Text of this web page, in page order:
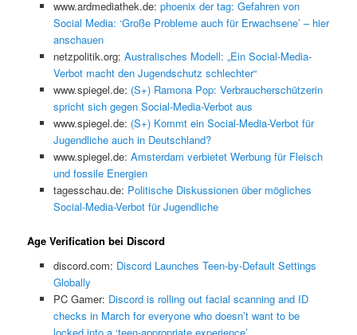
www.ardmediathek.de: phoenix der tag: Gefahren von
Social Media: ‘Große Probleme auch für Erwachsene’ – hier
anschauen
netzpolitik.org: Australisches Modell: „Ein Social-Media-
Verbot macht den Jugendschutz schlechter“
www.spiegel.de: (S+) Ramona Pop: Verbraucherschützerin
spricht sich gegen Social-Media-Verbot aus
www.spiegel.de: (S+) Kommt ein Social-Media-Verbot für
Jugendliche auch in Deutschland?
www.spiegel.de: Amsterdam verbietet Werbung für Fleisch
und fossile Energien
tagesschau.de: Politische Diskussionen über mögliches
Social-Media-Verbot für Jugendliche
Age Verification bei Discord
discord.com: Discord Launches Teen-by-Default Settings
Globally
PC Gamer: Discord is rolling out facial scanning and ID
checks in March for everyone who doesn’t want to be